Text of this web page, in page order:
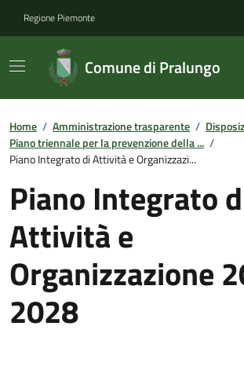
Regione Piemonte
Comune di Pralungo
Home / Amministrazione trasparente /
Piano triennale per la prevenzione della ... /
Piano Integrato di Attività e Organizzazi...
Piano Integrato
Attività e
Organizzazione
2028